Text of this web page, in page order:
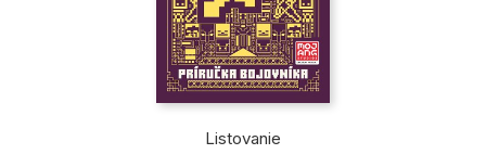
Kalendáre, diáre
Listovanie